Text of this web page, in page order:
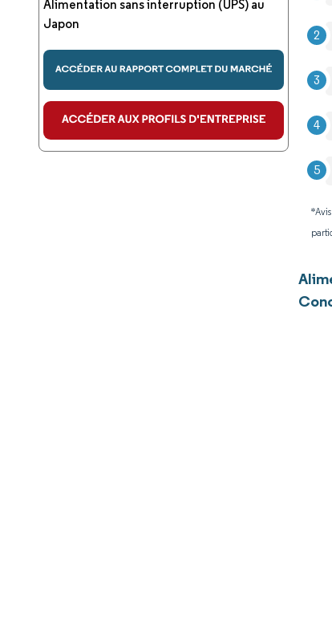
Alimentation sans interruption (UPS) au
Japon